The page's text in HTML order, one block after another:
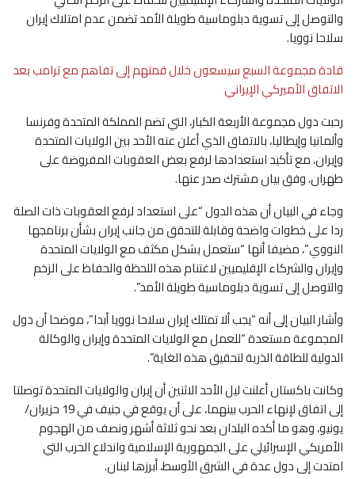
والتوصل إلى تسوية دبلوماسية طويلة الأمد تضمن عدم امتلاك إيران
سلاحا نوويا.
قادة مجموعة السبع سيسعون خلال قمتهم إلى تفاهم مع ترامب بعد
الاتفاق الأميركي الإيراني
رحبت دول مجموعة الأربعة الكبار، التي تضم المملكة المتحدة وفرنسا
وألمانيا وإيطاليا، بالاتفاق الذي أعلن عنه الأحد بين الولايات المتحدة
وإيران، مع تأكيد استعدادها لرفع بعض العقوبات المفروضة على
طهران، وفق بيان مشترك صدر عنها.
وجاء في البيان أن هذه الدول “على استعداد لرفع العقوبات ذات الصلة
ردا على خطوات واضحة وقابلة للتحقق من جانب إيران بشأن برنامجها
النووي”، مضيفا أنها “ستعمل بشكل مكثف مع الولايات المتحدة
وإيران والشركاء الإقليميين لاغتنام هذه اللحظة والحفاظ على الزخم
والتوصل إلى تسوية دبلوماسية طويلة الأمد”.
وأشار البيان إلى أنه “يجب ألا تمتلك إيران سلاحا نوويا أبدا”، موضحا أن دول
المجموعة مستعدة “للعمل مع الولايات المتحدة وإيران والوكالة
الدولية للطاقة الذرية لتحقيق هذه الغاية”.
وكانت باكستان أعلنت ليل الأحد الاثنين أن إيران والولايات المتحدة توصلتا
إلى اتفاق لإنهاء الحرب بينهما، على أن يوقع في جنيف في 19 حزيران/
يونيو، وهو ما أكده البلدان بعد نحو ثلاثة أشهر ونصف من الهجوم
الأمريكي الإسرائيلي على الجمهورية الإسلامية واندلاع الحرب التي
امتدت إلى دول عدة في الشرق الأوسط، أبرزها لبنان.